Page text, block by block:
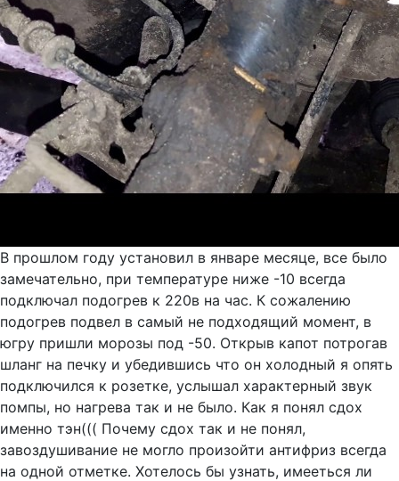
В прошлом году установил в январе месяце, все было
замечательно, при температуре ниже -10 всегда
подключал подогрев к 220в на час. К сожалению
подогрев подвел в самый не подходящий момент, в
югру пришли морозы под -50. Открыв капот потрогав
шланг на печку и убедившись что он холодный я опять
подключился к розетке, услышал характерный звук
помпы, но нагрева так и не было. Как я понял сдох
именно тэн((( Почему сдох так и не понял,
завоздушивание не могло произойти антифриз всегда
на одной отметке. Хотелось бы узнать, имееться ли